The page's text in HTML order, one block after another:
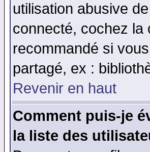
utilisation abusive
connecté, cochez la
recommandé si
partagé, ex :
Revenir en haut
Comment puis-je
la liste des